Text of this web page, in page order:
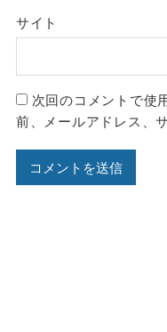
サイト
次回のコメントで使
前、メールアドレス、